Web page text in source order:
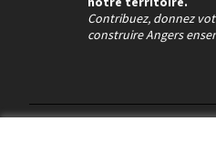
Contribuez, donnez
construire Angers